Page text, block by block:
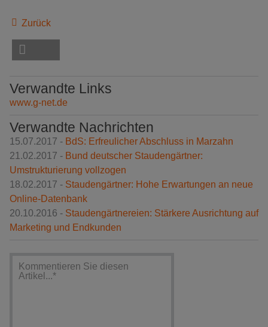
Zurück
Verwandte Links
www.g-net.de
Verwandte Nachrichten
15.07.2017 - BdS: Erfreulicher Abschluss in Marzahn
21.02.2017 - Bund deutscher Staudengärtner:
Umstrukturierung vollzogen
18.02.2017 - Staudengärtner: Hohe Erwartungen an neue
Online-Datenbank
20.10.2016 - Staudengärtnereien: Stärkere Ausrichtung auf
Marketing und Endkunden